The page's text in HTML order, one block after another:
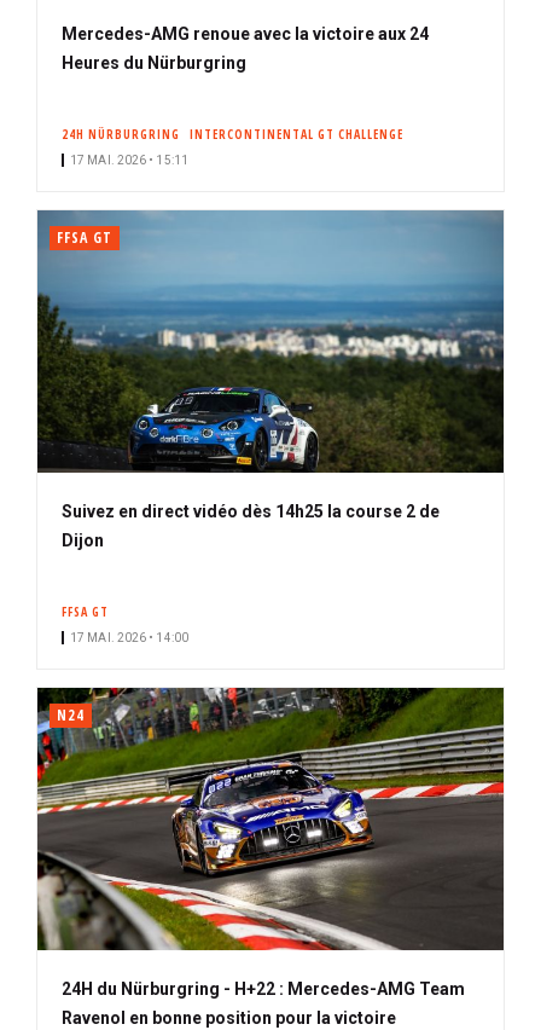
Mercedes-AMG renoue avec la victoire aux 24
Heures du Nürburgring
24H NÜRBURGRING INTERCONTINENTAL GT CHALLENGE
17 MAI. 2026 • 15:11
FFSA GT
Suivez en direct vidéo dès 14h25 la course 2 de
Dijon
FFSA GT
17 MAI. 2026 • 14:00
N24
24H du Nürburgring - H+22 : Mercedes-AMG Team
Ravenol en bonne position pour la victoire